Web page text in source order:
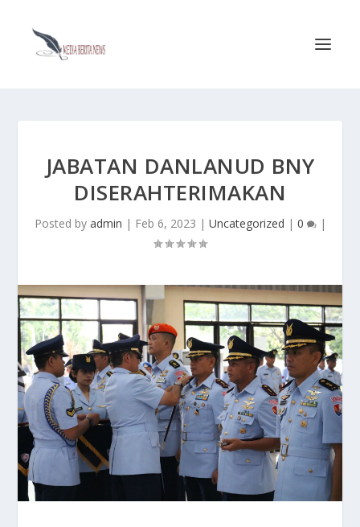
JABATAN DANLANUD BNY
DISERAHTERIMAKAN
Posted by admin | Feb 6, 2023 | Uncategorized | 0 |